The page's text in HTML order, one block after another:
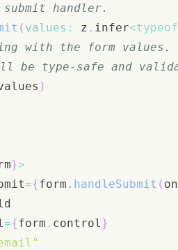
handler.
( values : z . infer<typeof
with the form values.
be type-safe and
)
}>
={form . handleSubmit (
={form . control}